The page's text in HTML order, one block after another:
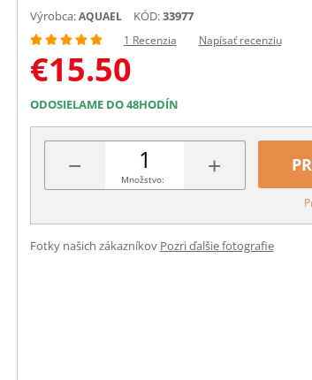
Výrobca: AQUAEL KÓD:33977
1 Recenzia Napísať recenziu
€15.50
ODOSIELAME DO 48HODÍN
− +
Množstvo:
Fotky našich zákazníkov Pozri ďalšie fotografie